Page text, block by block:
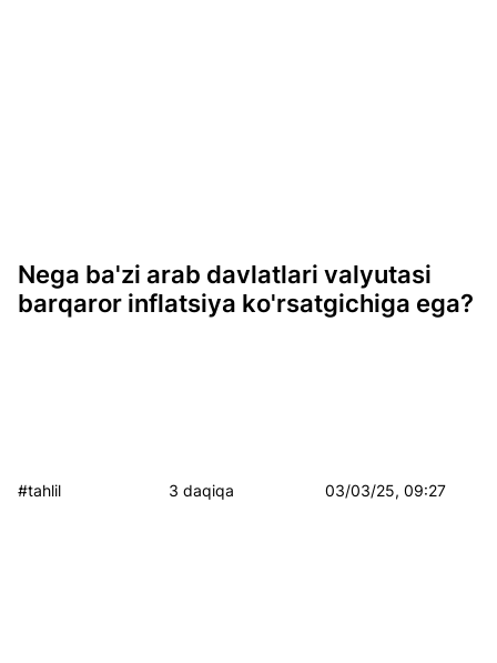
Nega ba'zi arab davlatlari valyutasi
barqaror inflatsiya ko'rsatgichiga ega?
#tahlil 3 daqiqa 03/03/25, 09:27